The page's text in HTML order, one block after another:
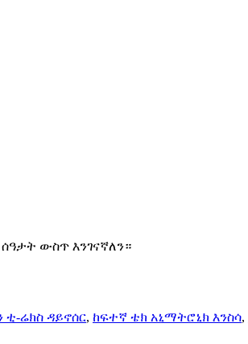
ውስጥ እንገናኛለን።
ሬክስ ዳይኖሰር, ከፍተኛ ቴክ አኒማትሮኒክ እንስሳ,